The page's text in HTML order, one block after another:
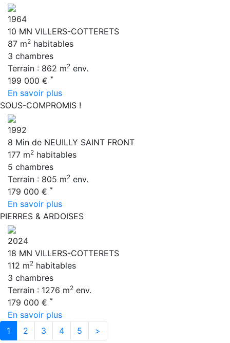
1964
10 MN VILLERS-COTTERETS
87 m2 habitables
3 chambres
Terrain : 862 m2 env.
199 000 € *
En savoir plus
SOUS-COMPROMIS !
1992
8 Min de NEUILLY SAINT FRONT
177 m2 habitables
5 chambres
Terrain : 805 m2 env.
179 000 € *
En savoir plus
PIERRES & ARDOISES
2024
18 MN VILLERS-COTTERETS
112 m2 habitables
3 chambres
Terrain : 1276 m2 env.
179 000 € *
En savoir plus
1
2 3 4 5 >